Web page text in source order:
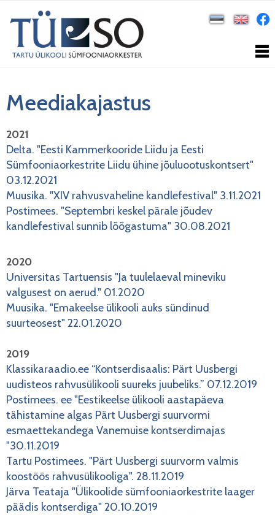
Meediakajastus
2021
Delta. "Eesti Kammerkooride Liidu ja Eesti
Sümfooniaorkestrite Liidu ühine jõuluootuskontsert"
03.12.2021
Muusika. "XIV rahvusvaheline kandlefestival" 3.11.2021
Postimees. "Septembri keskel pärale jõudev
kandlefestival sunnib lõõgastuma" 30.08.2021
2020
Universitas Tartuensis "Ja tuulelaeval mineviku
valgusest on aerud." 01.2020
Muusika. "Emakeelse ülikooli auks sündinud
suurteosest" 22.01.2020
2019
Klassikaraadio.ee “Kontserdisaalis: Pärt Uusbergi
uudisteos rahvusülikooli suureks juubeliks.” 07.12.2019
Postimees. ee "Eestikeelse ülikooli aastapäeva
tähistamine algas Pärt Uusbergi suurvormi
esmaettekandega Vanemuise kontserdimajas
"30.11.2019
Tartu Postimees. "Pärt Uusbergi suurvorm valmis
koostöös rahvusülikooliga". 28.11.2019
Järva Teataja "Ülikoolide sümfooniaorkestrite laager
päädis kontserdiga" 20.10.2019